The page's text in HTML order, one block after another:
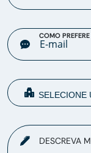
COMO
DESCREVA